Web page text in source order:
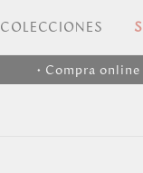
COLECCIONES
• Compra